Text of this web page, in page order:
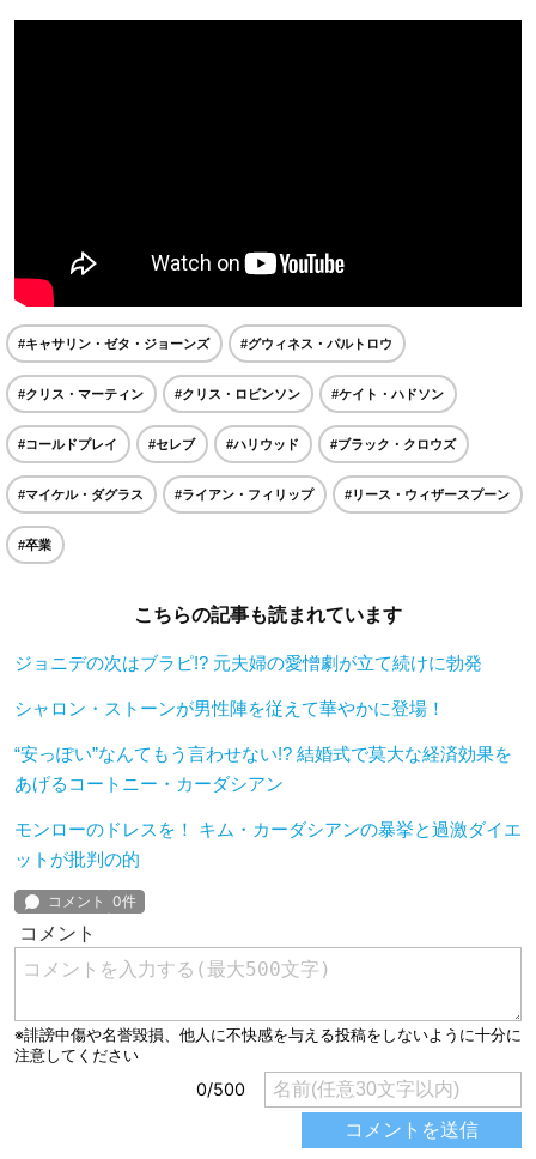
#キャサリン・ゼタ・ジョーンズ #グウィネス・パルトロウ
#クリス・マーティン #クリス・ロビンソン #ケイト・ハドソン
#コールドプレイ #セレブ #ハリウッド #ブラック・クロウズ
#マイケル・ダグラス #ライアン・フィリップ #リース・ウィザースプーン
#卒業
こちらの記事も読まれています
ジョニデの次はブラピ!? 元夫婦の愛憎劇が立て続けに勃発
シャロン・ストーンが男性陣を従えて華やかに登場！
“安っぽい”なんてもう言わせない!? 結婚式で莫大な経済効果を
あげるコートニー・カーダシアン
モンローのドレスを！ キム・カーダシアンの暴挙と過激ダイエ
ットが批判の的